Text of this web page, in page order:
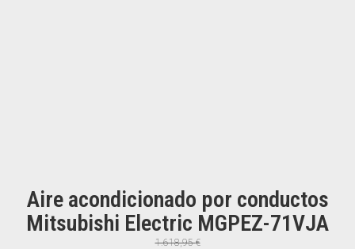
Aire acondicionado por conductos
Mitsubishi Electric MGPEZ-71VJA
1.618,95€